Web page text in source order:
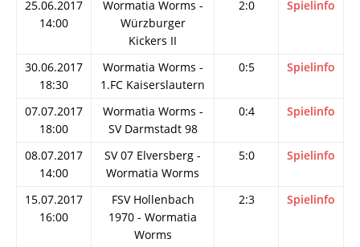
25.06.2017
14:00
Wormatia Worms -
Würzburger
Kickers II
2:0 Spielinfo
30.06.2017
18:30
Wormatia Worms -
1.FC Kaiserslautern
0:5 Spielinfo
07.07.2017
18:00
Wormatia Worms -
SV Darmstadt 98
0:4 Spielinfo
08.07.2017
14:00
SV 07 Elversberg -
Wormatia Worms
5:0 Spielinfo
15.07.2017
16:00
FSV Hollenbach
1970 - Wormatia
Worms
2:3 Spielinfo